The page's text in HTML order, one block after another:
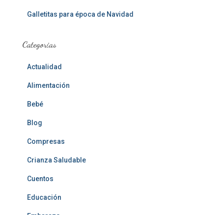
Galletitas para época de Navidad
Categorias
Actualidad
Alimentación
Bebé
Blog
Compresas
Crianza Saludable
Cuentos
Educación